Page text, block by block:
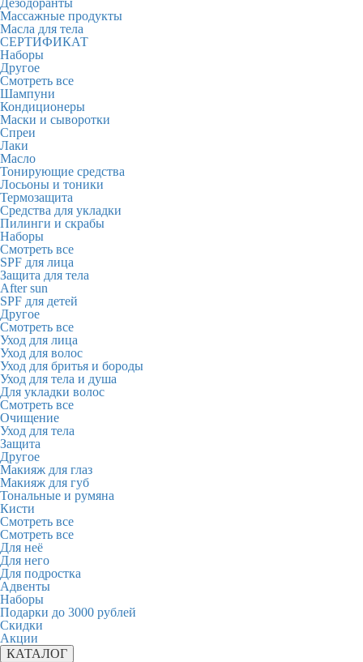
Дезодоранты
Массажные продукты
Масла для тела
СЕРТИФИКАТ
Наборы
Другое
Смотреть все
Шампуни
Кондиционеры
Маски и сыворотки
Спреи
Лаки
Масло
Тонирующие средства
Лосьоны и тоники
Термозащита
Средства для укладки
Пилинги и скрабы
Наборы
Смотреть все
SPF для лица
Защита для тела
After sun
SPF для детей
Другое
Смотреть все
Уход для лица
Уход для волос
Уход для бритья и бороды
Уход для тела и душа
Для укладки волос
Смотреть все
Очищение
Уход для тела
Защита
Другое
Макияж для глаз
Макияж для губ
Тональные и румяна
Кисти
Смотреть все
Смотреть все
Для неё
Для него
Для подростка
Адвенты
Наборы
Подарки до 3000 рублей
Скидки
Акции
КАТАЛОГ